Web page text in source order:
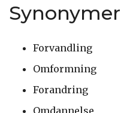
Synonymer
Forvandling
Omformning
Forandring
Omdannelse